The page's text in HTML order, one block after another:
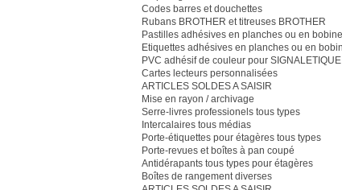
Codes barres et douchettes
Rubans BROTHER et titreuses BROTHER
Pastilles adhésives en planches ou en
Etiquettes adhésives en planches ou en
PVC adhésif de couleur pour SIGNALETIQUE
Cartes lecteurs personnalisées
ARTICLES SOLDES A SAISIR
Mise en rayon / archivage
Serre-livres professionels tous types
Intercalaires tous médias
Porte-étiquettes pour étagères tous types
Porte-revues et boîtes à pan coupé
Antidérapants tous types pour étagères
Boîtes de rangement diverses